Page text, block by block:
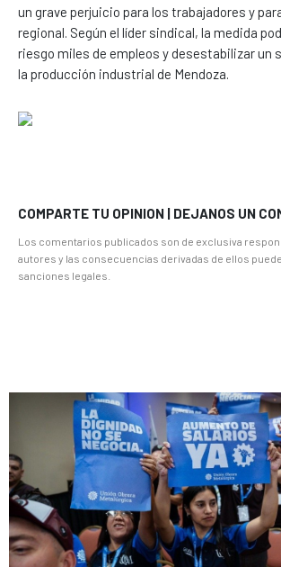
un grave perjuicio para los trabajadores y
regional. Según el líder sindical, la medida
riesgo miles de empleos y desestabilizar un
la producción industrial de Mendoza.
COMPARTE TU OPINION | DEJANOS UN
Los comentarios publicados son de exclusiva
autores y las consecuencias derivadas de ellos
sanciones legales.